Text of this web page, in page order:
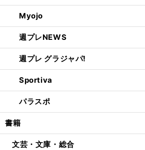
Myojo
週プレNEWS
週プレ グラジャパ!
Sportiva
パラスポ
書籍
文芸・文庫・総合